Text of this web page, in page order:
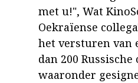
met u!", Wat
Oekraïense
het versturen van
dan 200
waaronder